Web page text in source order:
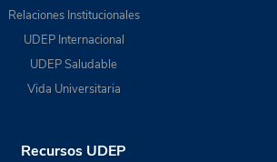
Relaciones Institucionales
UDEP Internacional
UDEP Saludable
Vida Universitaria
Recursos UDEP